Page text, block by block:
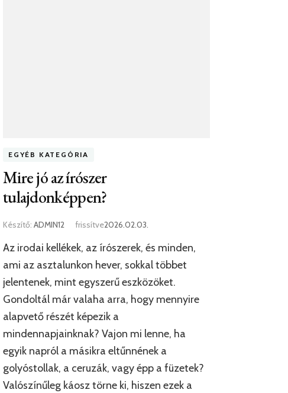
EGYÉB KATEGÓRIA
Mire jó az írószer
tulajdonképpen?
Készítő: ADMIN12 frissítve2026.02.03.
Az irodai kellékek, az írószerek, és minden,
ami az asztalunkon hever, sokkal többet
jelentenek, mint egyszerű eszközöket.
Gondoltál már valaha arra, hogy mennyire
alapvető részét képezik a
mindennapjainknak? Vajon mi lenne, ha
egyik napról a másikra eltűnnének a
golyóstollak, a ceruzák, vagy épp a füzetek?
Valószínűleg káosz törne ki, hiszen ezek a